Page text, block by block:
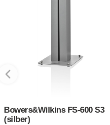
Bowers&Wilkins FS-600 S3
(schwarz)